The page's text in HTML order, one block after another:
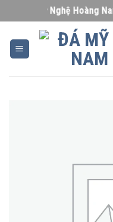
to
content
Đá Mỹ Nghệ Hoàng